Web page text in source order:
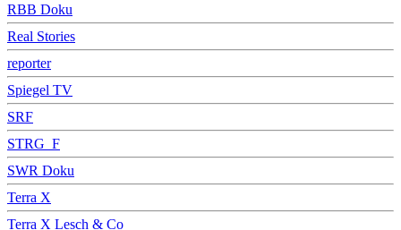
RBB Doku
Real Stories
reporter
Spiegel TV
SRF
STRG_F
SWR Doku
Terra X
Terra X Lesch & Co